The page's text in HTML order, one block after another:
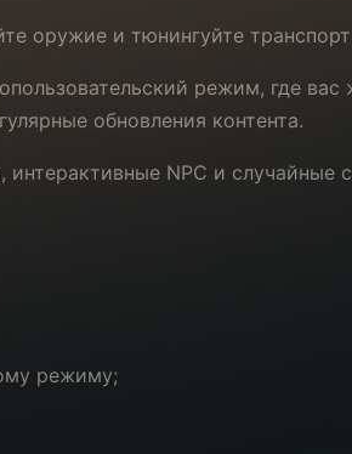
оружие и тюнингуйте
режим, где
обновления контента.
интерактивные NPC и
режиму;